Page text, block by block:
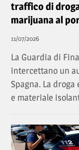
traffico di
marijuana al
11/07/2026
La Guardia di
intercettano un
Spagna. La
e materiale